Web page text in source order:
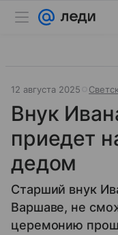
12 августа 2025
Внук
приедет
дедом
Старший внук
Варшаве, не
церемонию